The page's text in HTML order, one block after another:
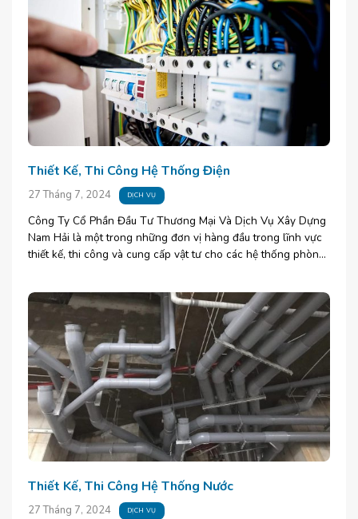
DỊCH VỤ
Thiết Kế, Thi Công Hệ Thống Điện
27 Tháng 7, 2024
Công Ty Cổ Phần Đầu Tư Thương Mại Và Dịch Vụ Xây Dựng
Nam Hải là một trong những đơn vị hàng đầu trong lĩnh vực
thiết kế, thi công và cung cấp vật tư cho các hệ thống phòng
DỊCH VỤ
Thiết Kế, Thi Công Hệ Thống Nước
27 Tháng 7, 2024